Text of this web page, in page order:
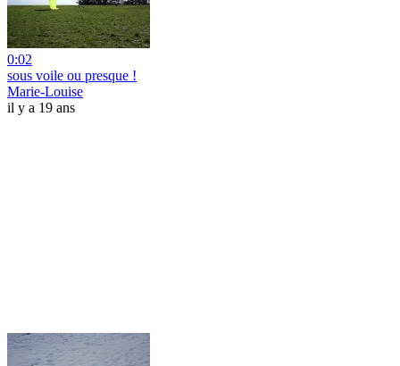
0:02
sous voile ou presque !
Marie-Louise
il y a 19 ans